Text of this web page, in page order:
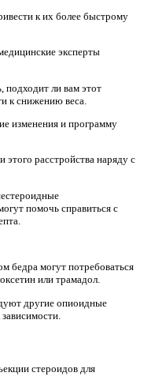
к их более быстрому
эксперты
ли вам этот
к снижению веса.
изменения и программу
расстройства наряду с
помочь справиться с
бедра могут потребоваться
или трамадол.
другие опиоидные
стероидов для